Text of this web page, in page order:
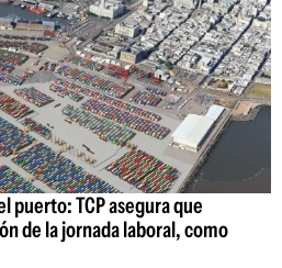
puerto: TCP asegura que
de la jornada laboral, como